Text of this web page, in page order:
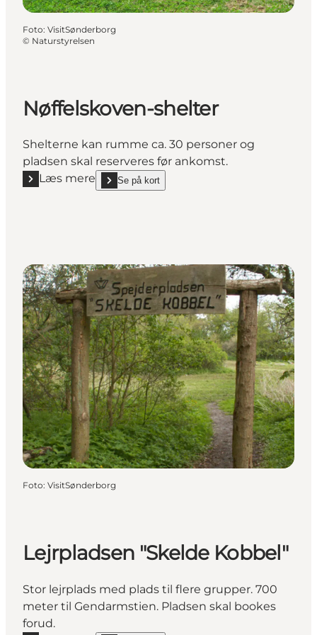
Foto: VisitSønderborg
© Naturstyrelsen
Nøffelskoven-shelter
Shelterne kan rumme ca. 30 personer og
pladsen skal reserveres før ankomst.
Læs mere
Læs mere "Nøffelskoven-shelter"
Se på kort
show Nøffelskoven-shelter on_map
Foto: VisitSønderborg
Lejrpladsen "Skelde Kobbel"
Stor lejrplads med plads til flere grupper. 700
meter til Gendarmstien. Pladsen skal bookes
forud.